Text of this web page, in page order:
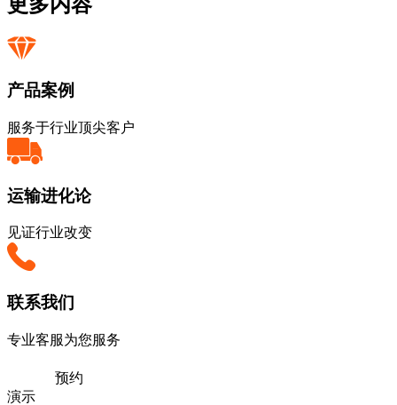
产品案例
服务于行业顶尖客户
运输进化论
见证行业改变
联系我们
专业客服为您服务
预约
演示